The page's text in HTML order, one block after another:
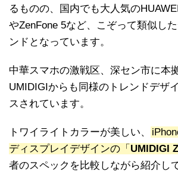
るものの、国内でも大人気の
やZenFone 5など、こぞって類似し
ンドとなっています。
中華スマホの激戦区、深セン市に本
UMIDIGIからも同様のトレンドデザ
スされています。
トワイライトカラーが美しい、
ディスプレイデザインの「 UMIDIGI
者のスペックを比較しながら紹介し